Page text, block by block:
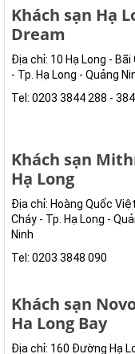
Khách sạn Hạ
Dream
Địa chỉ: 10 Hạ Long - Bãi
- Tp. Hạ Long - Quảng
Tel: 0203 3844 288 -
Khách sạn
Hạ Long
Địa chỉ: Hoàng Quốc
Cháy - Tp. Hạ Long -
Ninh
Tel: 0203 3848 090
Khách sạn
Ha Long Bay
Địa chỉ: 160 Đường Hạ